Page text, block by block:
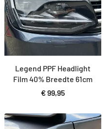
Legend PPF Headlight
Film 40% Breedte 61cm
€99,95